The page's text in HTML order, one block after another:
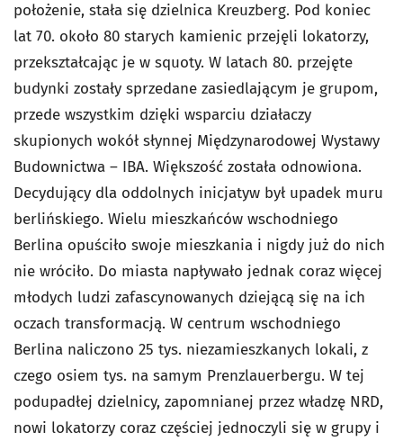
położenie, stała się dzielnica Kreuzberg. Pod koniec
lat 70. około 80 starych kamienic przejęli lokatorzy,
przekształcając je w squoty. W latach 80. przejęte
budynki zostały sprzedane zasiedlającym je grupom,
przede wszystkim dzięki wsparciu działaczy
skupionych wokół słynnej Międzynarodowej Wystawy
Budownictwa – IBA. Większość została odnowiona.
Decydujący dla oddolnych inicjatyw był upadek muru
berlińskiego. Wielu mieszkańców wschodniego
Berlina opuściło swoje mieszkania i nigdy już do nich
nie wróciło. Do miasta napływało jednak coraz więcej
młodych ludzi zafascynowanych dziejącą się na ich
oczach transformacją. W centrum wschodniego
Berlina naliczono 25 tys. niezamieszkanych lokali, z
czego osiem tys. na samym Prenzlauerbergu. W tej
podupadłej dzielnicy, zapomnianej przez władzę NRD,
nowi lokatorzy coraz częściej jednoczyli się w grupy i